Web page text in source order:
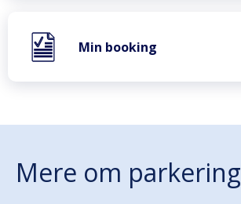
Min booking
Mere om parkering